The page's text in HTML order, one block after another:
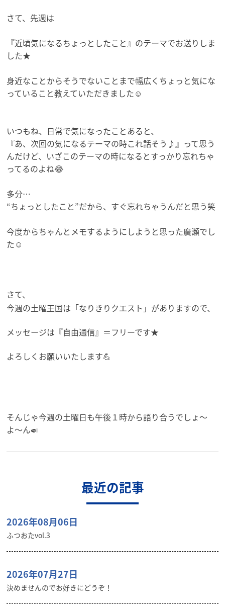
さて、先週は
『近頃気になるちょっとしたこと』のテーマでお送りしま
した★
身近なことからそうでないことまで幅広くちょっと気にな
っていること教えていただきました☺️
いつもね、日常で気になったことあると、
『あ、次回の気になるテーマの時これ話そう♪』 って思う
んだけど、 いざこのテーマの時になるとすっかり忘れちゃ
ってるのよね😂
多分…
“ちょっとしたこと”だから、すぐ忘れちゃうんだと思う笑
今度からちゃんとメモするようにしようと思った廣瀬でし
た☺️
さて、
今週の土曜王国は「なりきりクエスト」がありますので、
メッセージは『自由通信』＝フリーです★
よろしくお願いいたします💪
そんじゃ今週の土曜日も午後１時から語り合うでしょ〜
よ〜ん🍛
最近の記事
2026年08月06日
ふつおたvol.3
2026年07月27日
決めませんのでお好きにどうぞ！